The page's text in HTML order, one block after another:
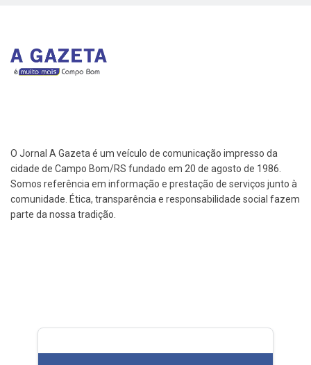
O Jornal A Gazeta é um veículo de comunicação impresso da
cidade de Campo Bom/RS fundado em 20 de agosto de 1986.
Somos referência em informação e prestação de serviços junto à
comunidade. Ética, transparência e responsabilidade social fazem
parte da nossa tradição.